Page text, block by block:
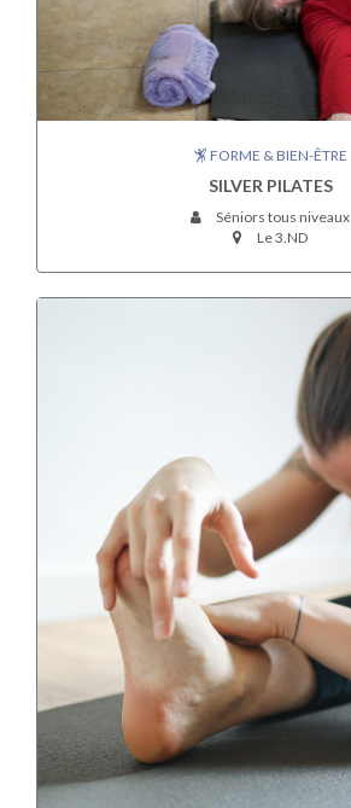
FORME & BIEN-ÊTRE
SILVER PILATES
Séniors tous niveaux
Le 3.ND